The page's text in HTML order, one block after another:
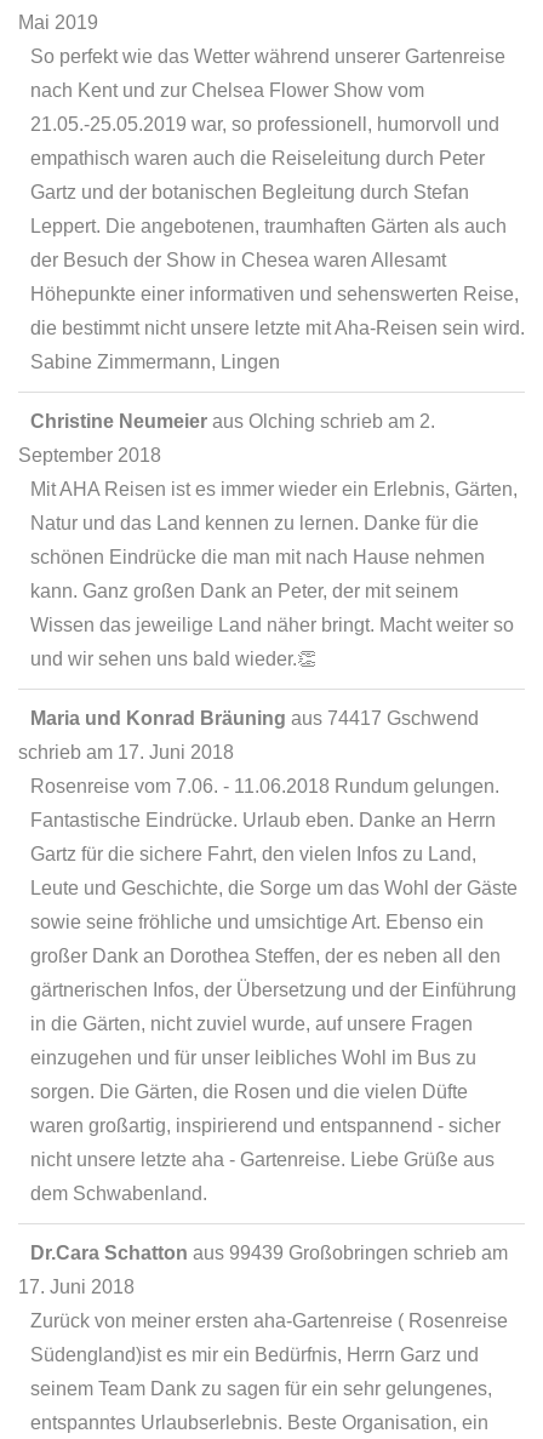
Mai 2019
So perfekt wie das Wetter während unserer Gartenreise
nach Kent und zur Chelsea Flower Show vom
21.05.-25.05.2019 war, so professionell, humorvoll und
empathisch waren auch die Reiseleitung durch Peter
Gartz und der botanischen Begleitung durch Stefan
Leppert. Die angebotenen, traumhaften Gärten als auch
der Besuch der Show in Chesea waren Allesamt
Höhepunkte einer informativen und sehenswerten Reise,
die bestimmt nicht unsere letzte mit Aha-Reisen sein wird.
Sabine Zimmermann, Lingen
Christine Neumeier aus Olching schrieb am 2.
September 2018
Mit AHA Reisen ist es immer wieder ein Erlebnis, Gärten,
Natur und das Land kennen zu lernen. Danke für die
schönen Eindrücke die man mit nach Hause nehmen
kann. Ganz großen Dank an Peter, der mit seinem
Wissen das jeweilige Land näher bringt. Macht weiter so
und wir sehen uns bald wieder.👏
Maria und Konrad Bräuning aus 74417 Gschwend
schrieb am 17. Juni 2018
Rosenreise vom 7.06. - 11.06.2018 Rundum gelungen.
Fantastische Eindrücke. Urlaub eben. Danke an Herrn
Gartz für die sichere Fahrt, den vielen Infos zu Land,
Leute und Geschichte, die Sorge um das Wohl der Gäste
sowie seine fröhliche und umsichtige Art. Ebenso ein
großer Dank an Dorothea Steffen, der es neben all den
gärtnerischen Infos, der Übersetzung und der Einführung
in die Gärten, nicht zuviel wurde, auf unsere Fragen
einzugehen und für unser leibliches Wohl im Bus zu
sorgen. Die Gärten, die Rosen und die vielen Düfte
waren großartig, inspirierend und entspannend - sicher
nicht unsere letzte aha - Gartenreise. Liebe Grüße aus
dem Schwabenland.
Dr.Cara Schatton aus 99439 Großobringen schrieb am
17. Juni 2018
Zurück von meiner ersten aha-Gartenreise ( Rosenreise
Südengland)ist es mir ein Bedürfnis, Herrn Garz und
seinem Team Dank zu sagen für ein sehr gelungenes,
entspanntes Urlaubserlebnis. Beste Organisation, ein